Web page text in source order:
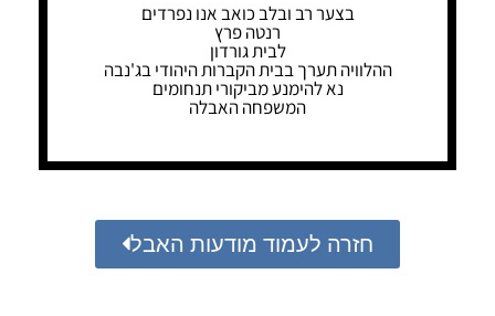
בצער רב ובלב כואב אנו נפרדים
רנטה פרץ
לבית גורדון
ההלוויה תערך בבית הקברות היהודי בג'נבה
נא להימנע מביקורי תנחומים
המשפחה האבלה
חזרה לעמוד מודעות האבל